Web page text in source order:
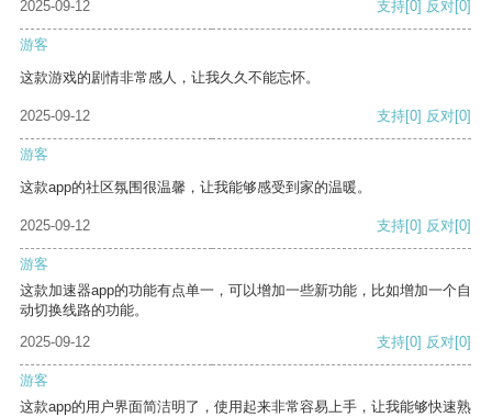
2025-09-12 支持[0] 反对[0]
游客
这款游戏的剧情非常感人，让我久久不能忘怀。
2025-09-12 支持[0] 反对[0]
游客
这款app的社区氛围很温馨，让我能够感受到家的温暖。
2025-09-12 支持[0] 反对[0]
游客
这款加速器app的功能有点单一，可以增加一些新功能，比如增加一个自
动切换线路的功能。
2025-09-12
支持[0] 反对[0]
游客
这款app的用户界面简洁明了，使用起来非常容易上手，让我能够快速熟